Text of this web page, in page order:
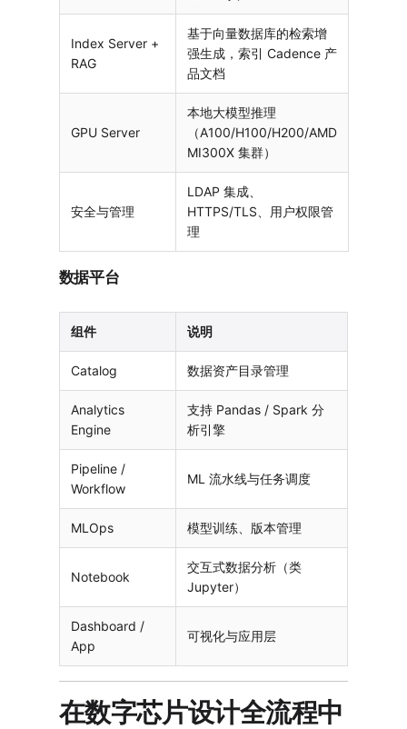
Index Server +
RAG
基于向量数据库的检索增
强生成，索引 Cadence 产
品文档
GPU Server
本地大模型推理
（A100/H100/H200/AMD
MI300X 集群）
安全与管理
LDAP 集成、
HTTPS/TLS、用户权限管
理
数据平台
组件 说明
Catalog 数据资产目录管理
Analytics
Engine
支持 Pandas / Spark 分
析引擎
Pipeline /
Workflow
ML 流水线与任务调度
MLOps 模型训练、版本管理
Notebook
交互式数据分析（类
Jupyter）
Dashboard /
App
可视化与应用层
在数字芯片设计全流程中